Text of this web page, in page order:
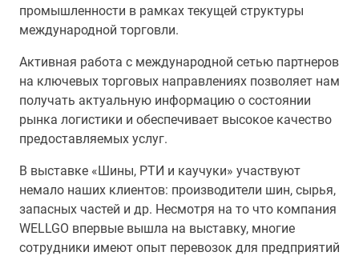
промышленности в рамках текущей структуры
международной торговли.
Активная работа с международной сетью партнеров
на ключевых торговых направлениях позволяет нам
получать актуальную информацию о состоянии
рынка логистики и обеспечивает высокое качество
предоставляемых услуг.
В выставке «Шины, РТИ и каучуки» участвуют
немало наших клиентов: производители шин, сырья,
запасных частей и др. Несмотря на то что компания
WELLGO впервые вышла на выставку, многие
сотрудники имеют опыт перевозок для предприятий